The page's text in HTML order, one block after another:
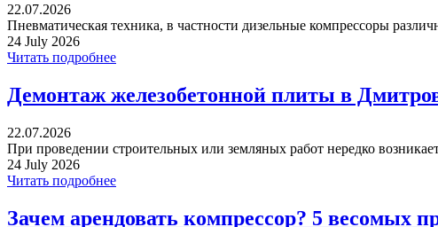
22.07.2026
Пневматическая техника, в частности дизельные компрессоры
24 July 2026
Читать подробнее
Демонтаж железобетонной плиты в
22.07.2026
При проведении строительных или земляных работ нередко
24 July 2026
Читать подробнее
Зачем арендовать компрессор? 5 весомых